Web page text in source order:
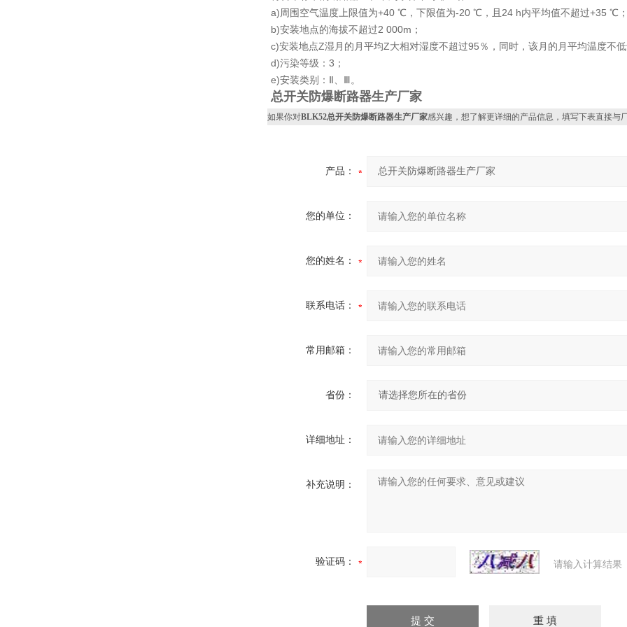
a)周围空气温度上限值为+40 ℃，下限值为-20 ℃，且24 h内平均值不超过+35 ℃；
b)安装地点的海拔不超过2 000m；
c)安装地点Z湿月的月平均Z大相对湿度不超过95％，同时，该月的月平均温度不
d)污染等级：3；
e)安装类别：Ⅱ、Ⅲ。
总开关防爆断路器生产厂家
如果你对BLK52总开关防爆断路器生产厂家感兴趣，想了解更详细的产品信息，填写下表直接与
产品：
您的单位：
您的姓名：
联系电话：
常用邮箱：
省份：
详细地址：
补充说明：
验证码： 请输入计算结果